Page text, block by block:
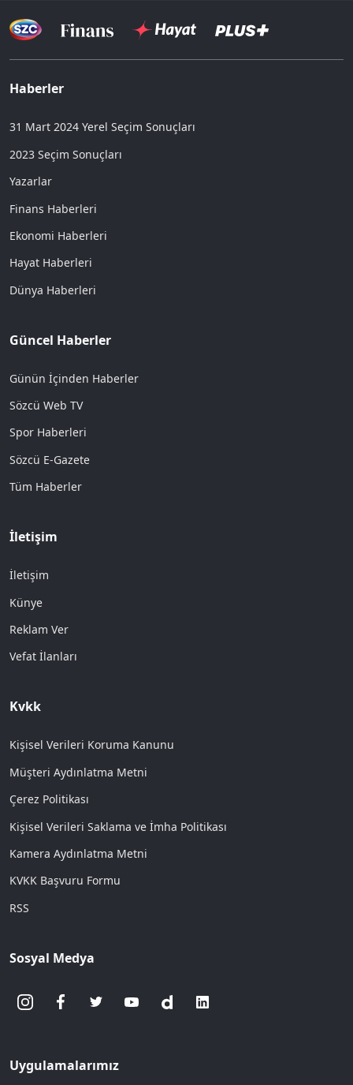
Haberler
31 Mart 2024 Yerel Seçim Sonuçları
2023 Seçim Sonuçları
Yazarlar
Finans Haberleri
Ekonomi Haberleri
Hayat Haberleri
Dünya Haberleri
Güncel Haberler
Günün İçinden Haberler
Sözcü Web TV
Spor Haberleri
Sözcü E-Gazete
Tüm Haberler
İletişim
İletişim
Künye
Reklam Ver
Vefat İlanları
Kvkk
Kişisel Verileri Koruma Kanunu
Müşteri Aydınlatma Metni
Çerez Politikası
Kişisel Verileri Saklama ve İmha Politikası
Kamera Aydınlatma Metni
KVKK Başvuru Formu
RSS
Sosyal Medya
Uygulamalarımız